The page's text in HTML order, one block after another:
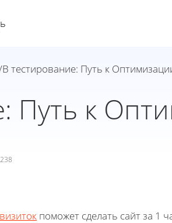
тестирование: Путь к
Путь к
238
поможет сделать сайт за 1